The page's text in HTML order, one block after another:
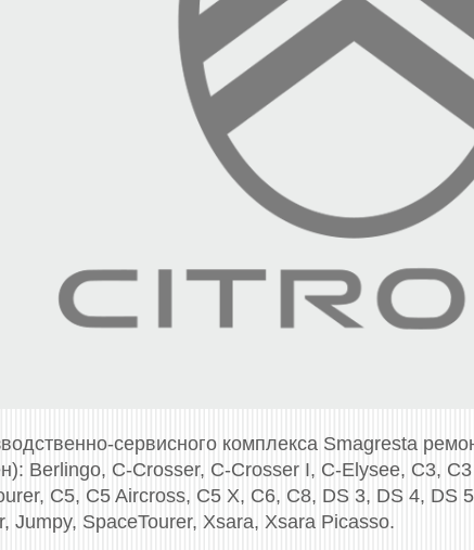
сервисного комплекса Smagresta
Berlingo, C-Crosser, C-Crosser I, C-Elysee, C3,
C5, C5 Aircross, C5 X, C6, C8, DS 3, DS 4, DS
Jumpy, SpaceTourer, Xsara, Xsara Picasso.